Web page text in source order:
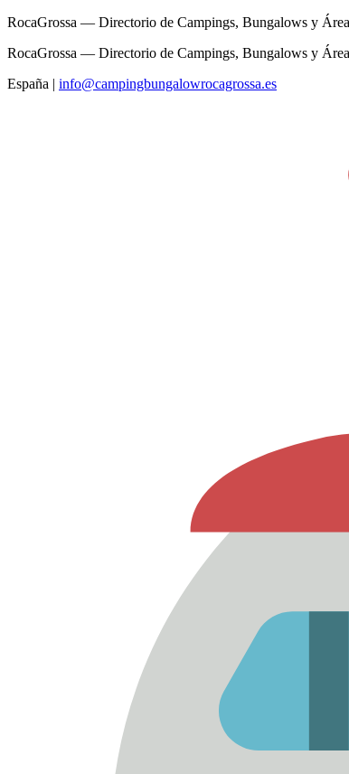
RocaGrossa — Directorio de Campings, Bungalows y
RocaGrossa — Directorio de Campings, Bungalows y
España | info@campingbungalowrocagrossa.es